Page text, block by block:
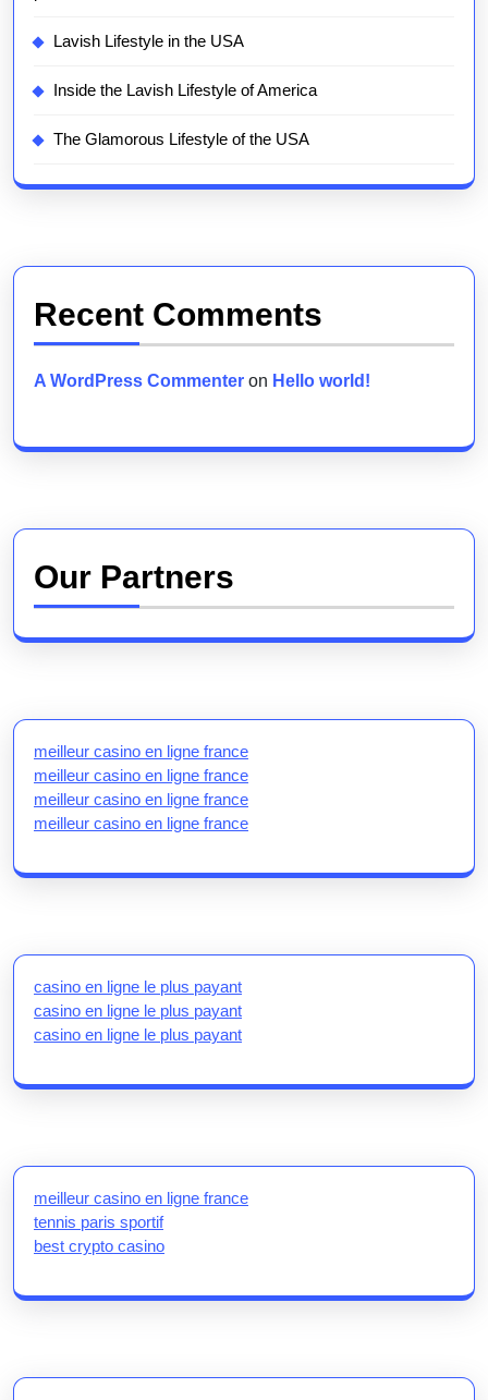
Lavish Lifestyle in the USA
Inside the Lavish Lifestyle of America
The Glamorous Lifestyle of the USA
Recent Comments
A WordPress Commenter on Hello world!
Our Partners
meilleur casino en ligne france
meilleur casino en ligne france
meilleur casino en ligne france
meilleur casino en ligne france
casino en ligne le plus payant
casino en ligne le plus payant
casino en ligne le plus payant
meilleur casino en ligne france
tennis paris sportif
best crypto casino